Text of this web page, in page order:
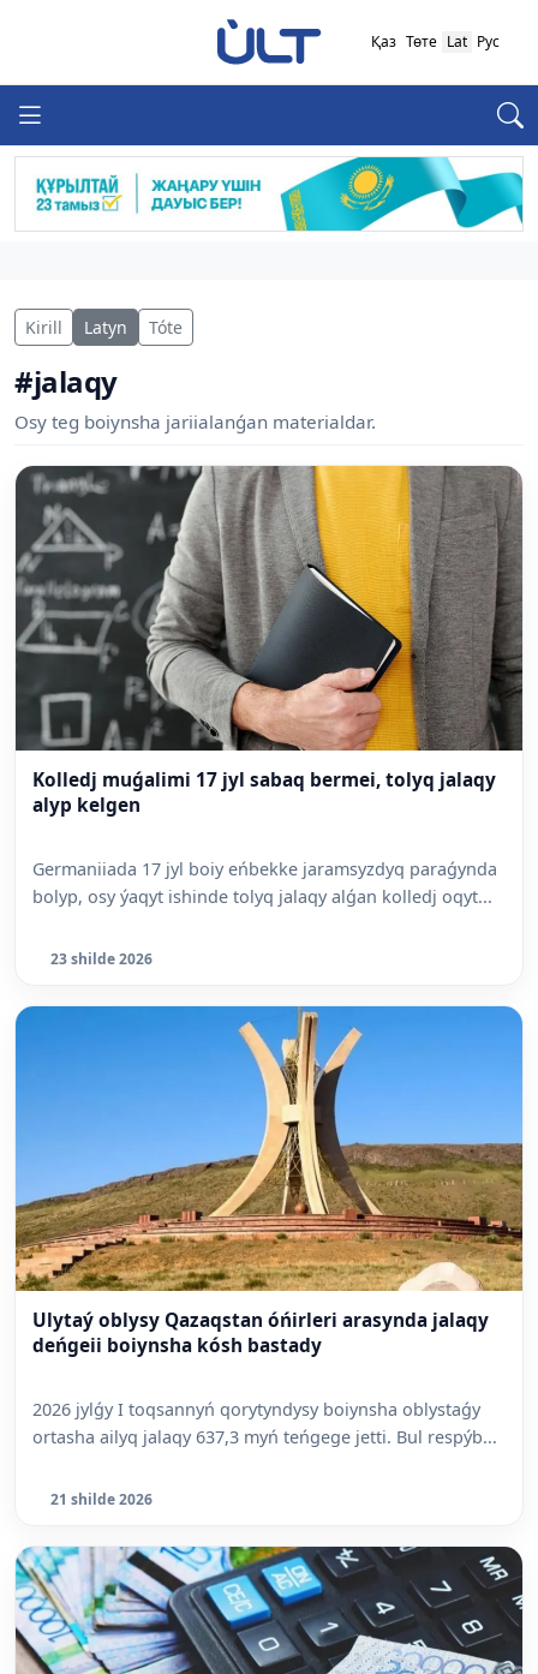
Қаз Төте Lat Рус
Kirill Latyn Tóte
#jalaqy
Osy teg boiynsha jariialanǵan materialdar.
Kolledj muǵalimi 17 jyl sabaq bermei, tolyq jalaqy
alyp kelgen
Germaniiada 17 jyl boiy eńbekke jaramsyzdyq paraǵynda
bolyp, osy ýaqyt ishinde tolyq jalaqy alǵan kolledj oqyt...
23 shilde 2026
Ulytaý oblysy Qazaqstan óńirleri arasynda jalaqy
deńgeii boiynsha kósh bastady
2026 jylǵy I toqsannyń qorytyndysy boiynsha oblystaǵy
ortasha ailyq jalaqy 637,3 myń teńgege jetti. Bul respýb...
21 shilde 2026